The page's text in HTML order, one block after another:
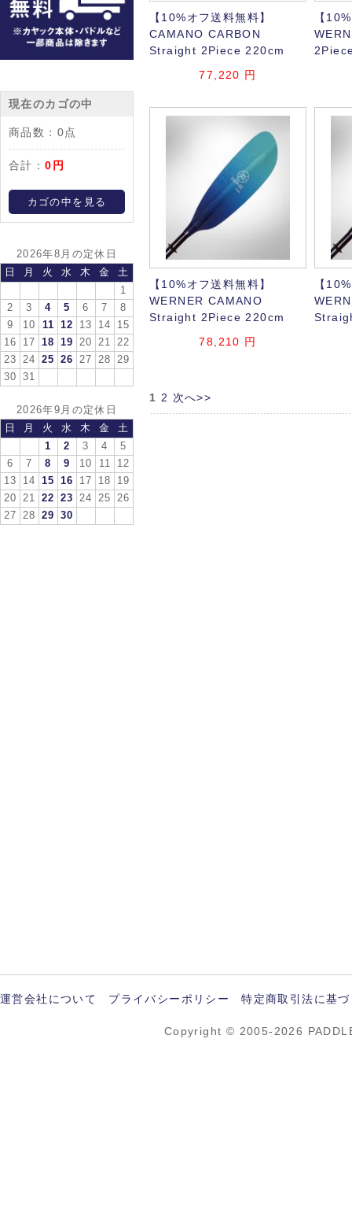
現在のカゴの中
商品数： 0点
合計：0円
カゴの中を見る
2026年8月の定休日
日
月 火 水 木 金
土
1
2
3 4 5 6 7
8
9
10 11 12 13 14
15
16
17 18 19 20 21
22
23
24 25 26 27 28
29
30
31
2026年9月の定休日
日
月 火 水 木 金
土
1
2 3 4
5
6
7 8 9 10 11
12
13
14 15 16 17 18
19
20
21 22 23 24 25
26
27
28 29 30
【10%オフ送料無料】
CAMANO CARBON
Straight 2Piece 220cm
77,220 円
【
【10%オフ送料無料】
WERNER CAMANO
Straight 2Piece 220cm
78,210 円
【
1 2 次へ>>
運営会社について プライバシーポリシー 特定商取引法に基
Copyright © 2005-2026